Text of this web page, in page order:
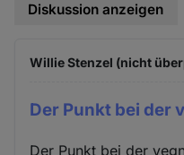
Diskussion anzeigen
Willie Stenzel (nicht
Der Punkt bei der
Der Punkt bei der